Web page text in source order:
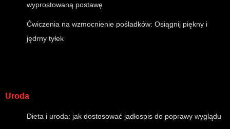
wyprostowaną postawę
Ćwiczenia na wzmocnienie pośladków: Osiągnij piękny i
jędrny tyłek
Uroda
Dieta i uroda: jak dostosować jadłospis do poprawy wyglądu